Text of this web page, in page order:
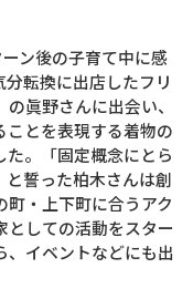
ーン後の子育て中に感
転換に出店したフリ
眞野さんに出会い、
ことを表現する着物の
。「固定概念にとら
誓った柏木さんは創
・上下町に合うアク
としての活動をスター
、イベントなどにも出